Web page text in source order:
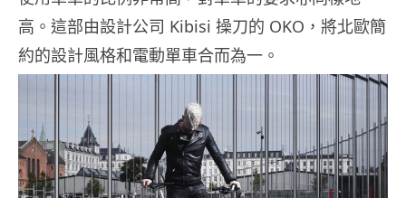
高。這部由設計公司 Kibisi 操刀的 OKO，將北歐簡
約的設計風格和電動單車合而為一。